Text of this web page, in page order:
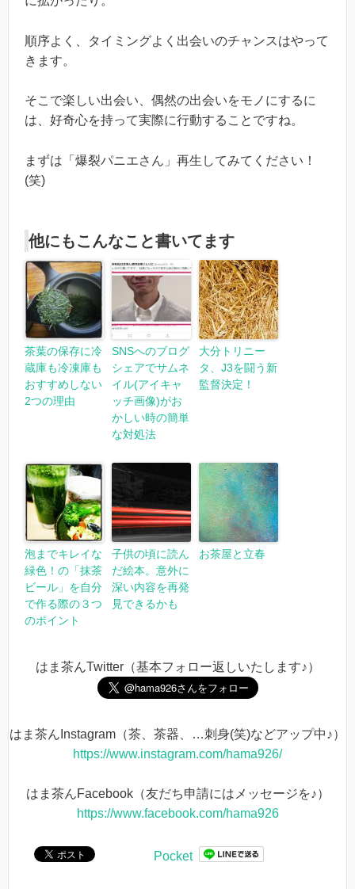
順序よく、タイミングよく出会いのチャンスはやって
きます。
そこで楽しい出会い、偶然の出会いをモノにするに
は、好奇心を持って実際に行動することですね。
まずは「爆裂パニエさん」再生してみてください！
(笑)
他にもこんなこと書いてます
茶葉の保存に冷
蔵庫も冷凍庫も
おすすめしない
2つの理由
SNSへのブログ
シェアでサムネ
イル(アイキャ
ッチ画像)がお
かしい時の簡単
な対処法
大分トリニー
タ、J3を闘う新
監督決定！
泡までキレイな
緑色！の「抹茶
ビール」を自分
で作る際の３つ
のポイント
子供の頃に読ん
だ絵本。意外に
深い内容を再発
見できるかも
お茶屋と立春
はま茶んTwitter（基本フォロー返しいたします♪）
はま茶んInstagram（茶、茶器、…刺身(笑)などアップ中♪）
https://www.instagram.com/hama926/
はま茶んFacebook（友だち申請にはメッセージを♪）
https://www.facebook.com/hama926
Pocket